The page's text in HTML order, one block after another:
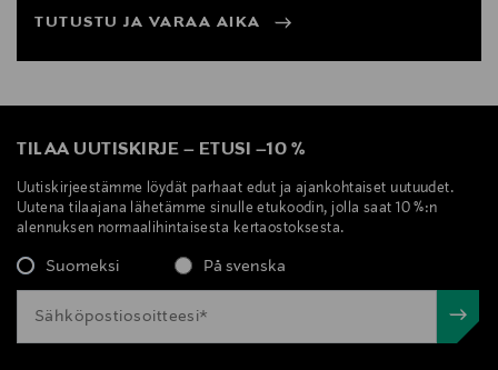
TUTUSTU JA VARAA AIKA
TILAA UUTISKIRJE – ETUSI –10 %
Uutiskirjeestämme löydät parhaat edut ja ajankohtaiset uutuudet.
Uutena tilaajana lähetämme sinulle etukoodin, jolla saat 10 %:n
alennuksen normaalihintaisesta kertaostoksesta.
Suomeksi På svenska